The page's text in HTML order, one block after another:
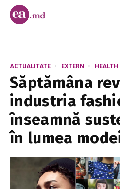
ACTUALITATE EXTERN HEALTH
Săptămâna
industria
înseamnă
în lumea